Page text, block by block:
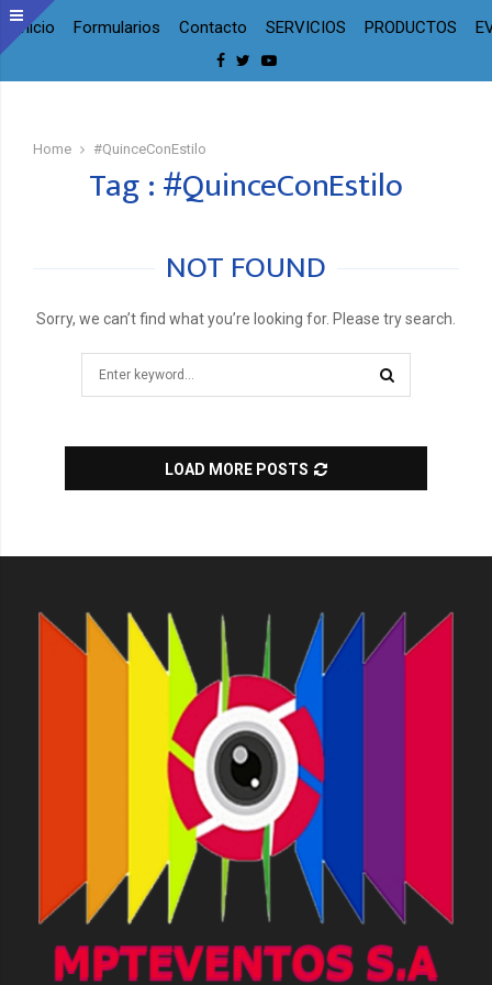
Inicio Formularios Contacto SERVICIOS PRODUCTOS
Facebook
TwitterYoutube
Home #QuinceConEstilo
Tag : #QuinceConEstilo
NOT FOUND
Sorry, we can’t find what you’re looking for. Please try search.
LOAD MORE POSTS